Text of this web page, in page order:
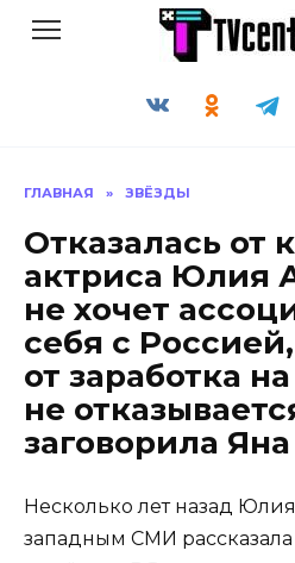
ГЛАВНАЯ » ЗВЁЗДЫ
Отказалась от
актриса Юлия
не хочет
себя с
от заработка
не
заговорила
Несколько лет назад
западным СМИ рассказала